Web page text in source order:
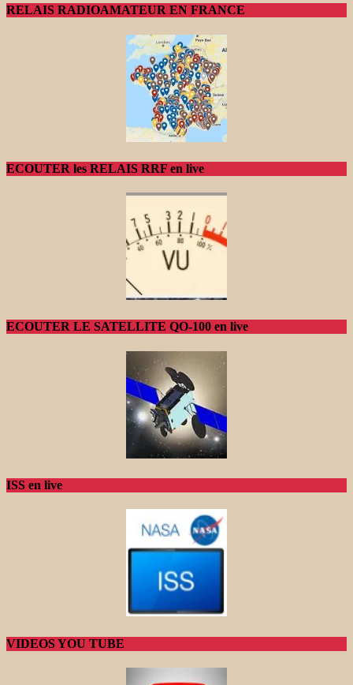
RELAIS RADIOAMATEUR EN FRANCE
ECOUTER les RELAIS RRF en live
ECOUTER LE SATELLITE QO-100 en live
ISS en live
VIDEOS YOU TUBE